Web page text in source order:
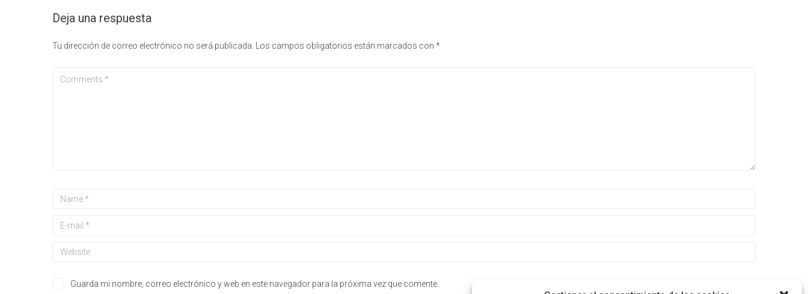
Deja una respuesta
Tu dirección de correo electrónico no será publicada. Los campos obligatorios están marcados con *
Guarda mi nombre, correo electrónico y web en este navegador para la próxima vez que comente.